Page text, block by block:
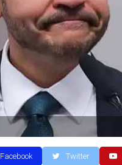
Facebook Twitter